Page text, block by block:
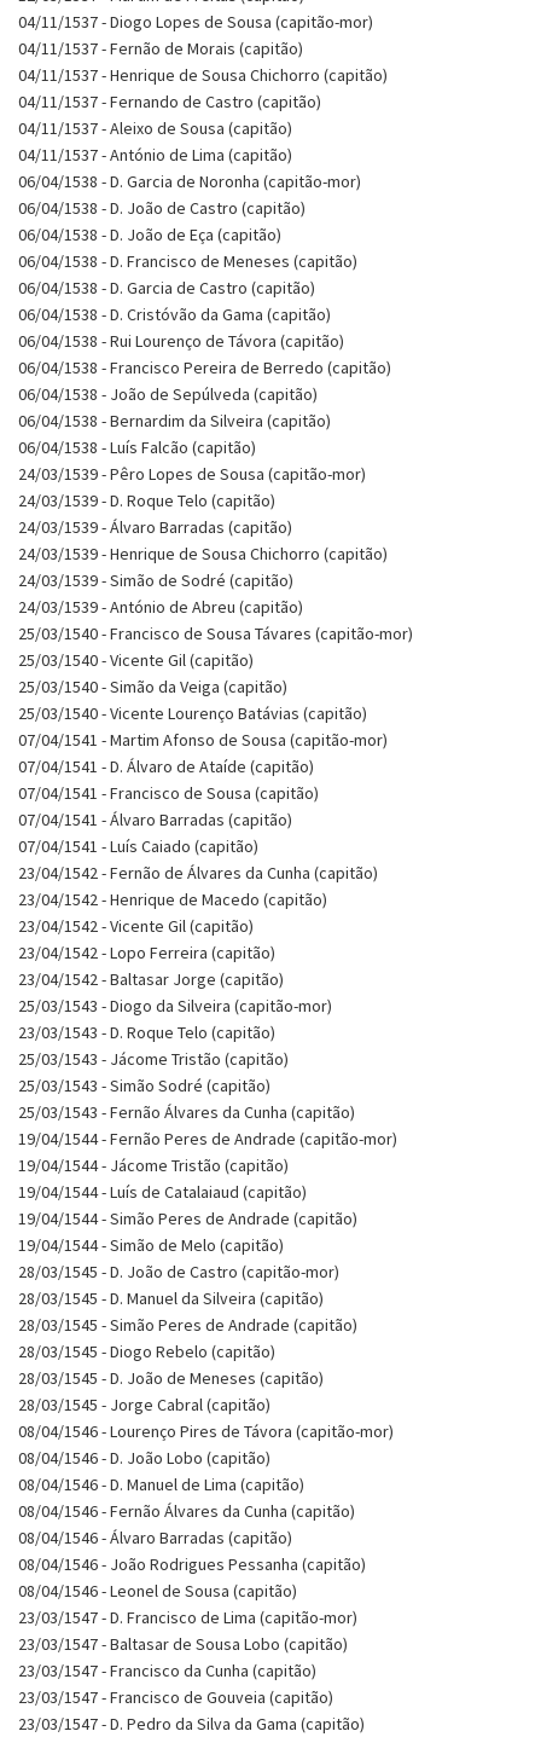
04/11/1537 - Diogo Lopes de Sousa (capitão-mor)
04/11/1537 - Fernão de Morais (capitão)
04/11/1537 - Henrique de Sousa Chichorro (capitão)
04/11/1537 - Fernando de Castro (capitão)
04/11/1537 - Aleixo de Sousa (capitão)
04/11/1537 - António de Lima (capitão)
06/04/1538 - D. Garcia de Noronha (capitão-mor)
06/04/1538 - D. João de Castro (capitão)
06/04/1538 - D. João de Eça (capitão)
06/04/1538 - D. Francisco de Meneses (capitão)
06/04/1538 - D. Garcia de Castro (capitão)
06/04/1538 - D. Cristóvão da Gama (capitão)
06/04/1538 - Rui Lourenço de Távora (capitão)
06/04/1538 - Francisco Pereira de Berredo (capitão)
06/04/1538 - João de Sepúlveda (capitão)
06/04/1538 - Bernardim da Silveira (capitão)
06/04/1538 - Luís Falcão (capitão)
24/03/1539 - Pêro Lopes de Sousa (capitão-mor)
24/03/1539 - D. Roque Telo (capitão)
24/03/1539 - Álvaro Barradas (capitão)
24/03/1539 - Henrique de Sousa Chichorro (capitão)
24/03/1539 - Simão de Sodré (capitão)
24/03/1539 - António de Abreu (capitão)
25/03/1540 - Francisco de Sousa Távares (capitão-mor)
25/03/1540 - Vicente Gil (capitão)
25/03/1540 - Simão da Veiga (capitão)
25/03/1540 - Vicente Lourenço Batávias (capitão)
07/04/1541 - Martim Afonso de Sousa (capitão-mor)
07/04/1541 - D. Álvaro de Ataíde (capitão)
07/04/1541 - Francisco de Sousa (capitão)
07/04/1541 - Álvaro Barradas (capitão)
07/04/1541 - Luís Caiado (capitão)
23/04/1542 - Fernão de Álvares da Cunha (capitão)
23/04/1542 - Henrique de Macedo (capitão)
23/04/1542 - Vicente Gil (capitão)
23/04/1542 - Lopo Ferreira (capitão)
23/04/1542 - Baltasar Jorge (capitão)
25/03/1543 - Diogo da Silveira (capitão-mor)
23/03/1543 - D. Roque Telo (capitão)
25/03/1543 - Jácome Tristão (capitão)
25/03/1543 - Simão Sodré (capitão)
25/03/1543 - Fernão Álvares da Cunha (capitão)
19/04/1544 - Fernão Peres de Andrade (capitão-mor)
19/04/1544 - Jácome Tristão (capitão)
19/04/1544 - Luís de Catalaiaud (capitão)
19/04/1544 - Simão Peres de Andrade (capitão)
19/04/1544 - Simão de Melo (capitão)
28/03/1545 - D. João de Castro (capitão-mor)
28/03/1545 - D. Manuel da Silveira (capitão)
28/03/1545 - Simão Peres de Andrade (capitão)
28/03/1545 - Diogo Rebelo (capitão)
28/03/1545 - D. João de Meneses (capitão)
28/03/1545 - Jorge Cabral (capitão)
08/04/1546 - Lourenço Pires de Távora (capitão-mor)
08/04/1546 - D. João Lobo (capitão)
08/04/1546 - D. Manuel de Lima (capitão)
08/04/1546 - Fernão Álvares da Cunha (capitão)
08/04/1546 - Álvaro Barradas (capitão)
08/04/1546 - João Rodrigues Pessanha (capitão)
08/04/1546 - Leonel de Sousa (capitão)
23/03/1547 - D. Francisco de Lima (capitão-mor)
23/03/1547 - Baltasar de Sousa Lobo (capitão)
23/03/1547 - Francisco da Cunha (capitão)
23/03/1547 - Francisco de Gouveia (capitão)
23/03/1547 - D. Pedro da Silva da Gama (capitão)